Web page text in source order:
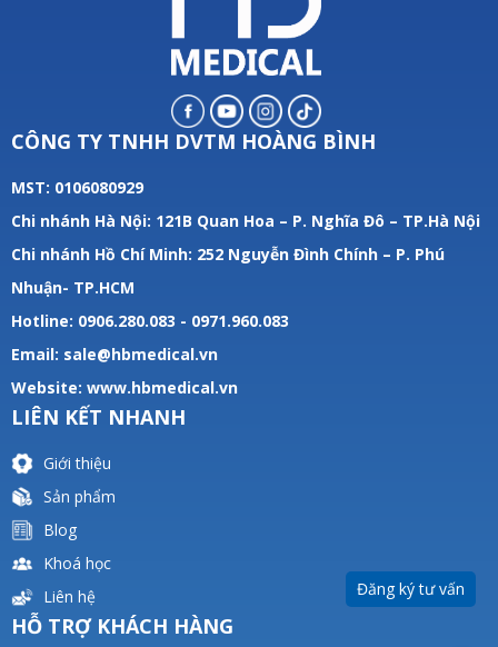
Đăng ký tư vấn
CÔNG TY TNHH DVTM HOÀNG BÌNH
MST: 0106080929
Chi nhánh Hà Nội: 121B Quan Hoa – P. Nghĩa Đô – TP.Hà Nội
Chi nhánh Hồ Chí Minh: 252 Nguyễn Đình Chính – P. Phú
Nhuận- TP.HCM
Hotline: 0906.280.083 - 0971.960.083
Email: sale@hbmedical.vn
Website: www.hbmedical.vn
LIÊN KẾT NHANH
Giới thiệu
Sản phẩm
Blog
Khoá học
Liên hệ
HỖ TRỢ KHÁCH HÀNG